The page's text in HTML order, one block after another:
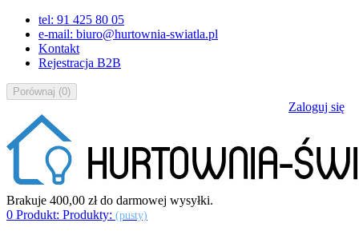
tel: 91 425 80 05
e-mail: biuro@hurtownia-swiatla.pl
Kontakt
Rejestracja B2B
Porównaj (0)
Zaloguj się
Brakuje 400,00 złdo darmowej wysyłki.
0 Produkt: Produkty: (pusty)